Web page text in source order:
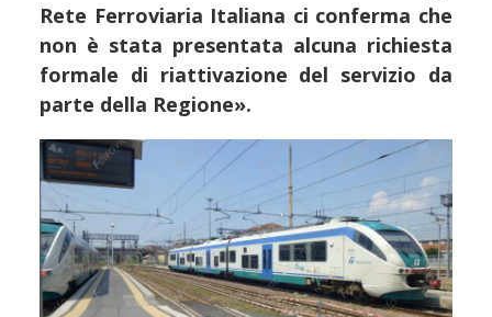
Rete Ferroviaria Italiana ci conferma che
non è stata presentata alcuna richiesta
formale di riattivazione del servizio da
parte della Regione».